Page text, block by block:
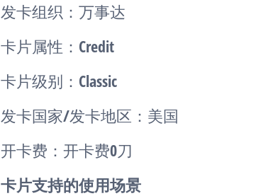
发卡组织：万事达
卡片属性：Credit
卡片级别：Classic
发卡国家/发卡地区：美国
开卡费：开卡费0刀
卡片支持的使用场景